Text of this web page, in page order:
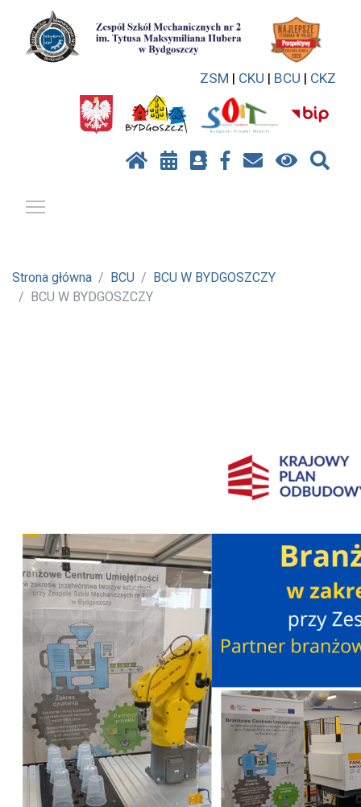
ZSM | CKU | BCU | CKZ
Strona główna BCU
BCU W BYDGOSZCZY
BCU W BYDGOSZCZY